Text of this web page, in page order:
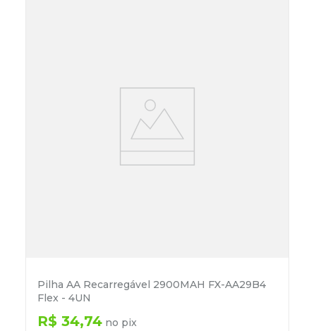
Pilha AA Recarregável 2900MAH FX-AA29B4
Flex - 4UN
R$ 34,74 no pix